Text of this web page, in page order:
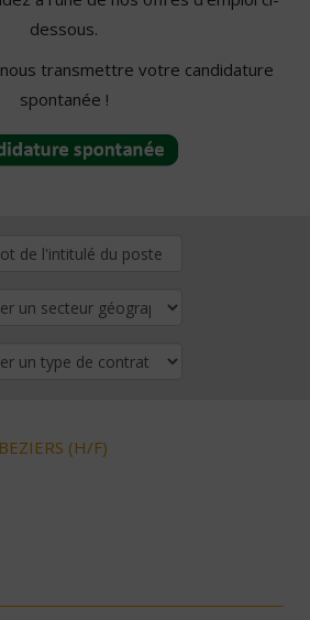
dessous.
transmettre votre candidature
spontanée !
(H/F)